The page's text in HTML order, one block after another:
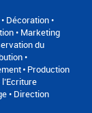
Décoration •
• Marketing
du
•
Production
• Direction